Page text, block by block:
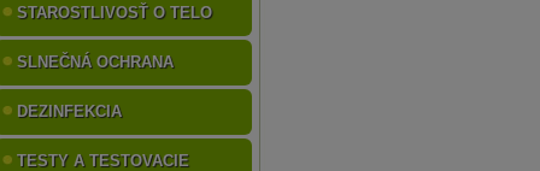
STAROSTLIVOSŤ O TELO
SLNEČNÁ OCHRANA
DEZINFEKCIA
TESTY A TESTOVACIE